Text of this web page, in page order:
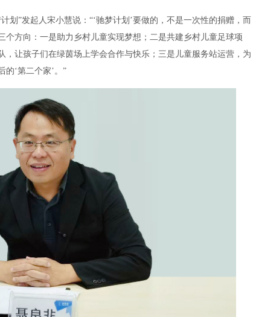
划”发起人宋小慧说：“‘驰梦计划’要做的，不是一次性的捐赠，而
个方向：一是助力乡村儿童实现梦想；二是共建乡村儿童足球项
，让孩子们在绿茵场上学会合作与快乐；三是儿童服务站运营，为
的‘第二个家’。”